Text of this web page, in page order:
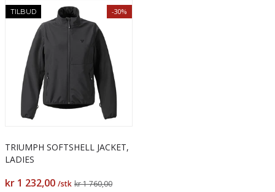
TILBUD -30%
TRIUMPH SOFTSHELL JACKET,
LADIES
kr 1 232,00 /stk kr 1 760,00